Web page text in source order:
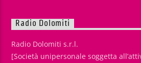
Radio Dolomiti
Radio Dolomiti s.r.l.
[Società unipersonale soggetta